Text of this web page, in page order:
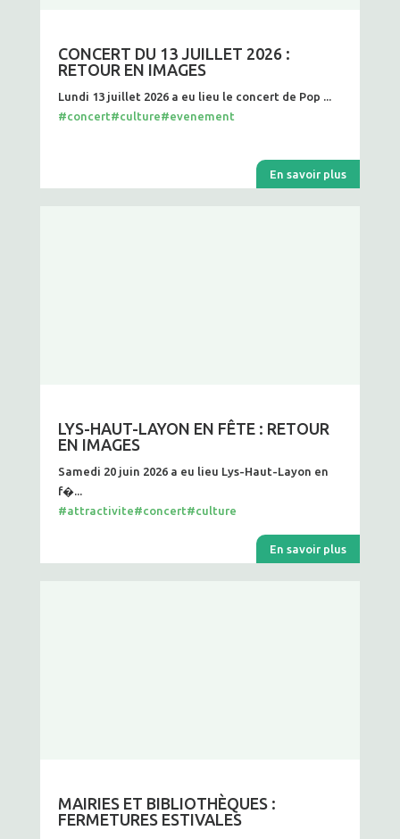
CONCERT DU 13 JUILLET 2026 :
RETOUR EN IMAGES
Lundi 13 juillet 2026 a eu lieu le concert de Pop ...
#concert#culture#evenement
En savoir plus
LYS-HAUT-LAYON EN FÊTE : RETOUR
EN IMAGES
Samedi 20 juin 2026 a eu lieu Lys-Haut-Layon en
f�...
#attractivite#concert#culture
En savoir plus
MAIRIES ET BIBLIOTHÈQUES :
FERMETURES ESTIVALES